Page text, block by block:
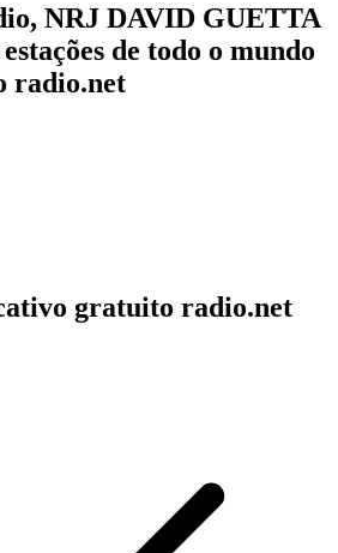
NRJ DAVID GUETTA
de todo o mundo
radio.net
gratuito radio.net